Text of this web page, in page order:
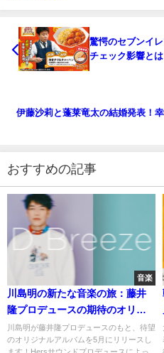
驚愕のセブンイ
チェック影響とは
伊藤沙莉と蓬莱竜太の結婚発表！
おすすめの記事
音楽
川島明の新たな音楽の旅：藤井
隆プロデュースの期待のオリジ
ナルアルバム
川島明が藤井隆プロデュースのもと、待望
のオリジナルアルバムを5月にリリースし